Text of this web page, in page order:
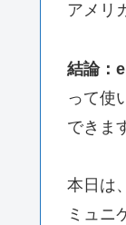
アメリ
結論：
って使
できま
本日は
ミュニ